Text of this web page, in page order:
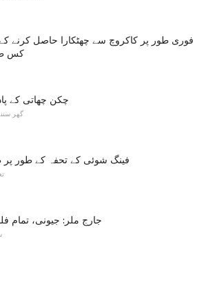
فوری طور پر کاکروچ سے چھٹکارا حاصل کرنے کے
کس
چکن چھاتی کے
گھر
فینگ شوئی کے تحفہ کے طور پر
جارج ملر: جیونی، تمام